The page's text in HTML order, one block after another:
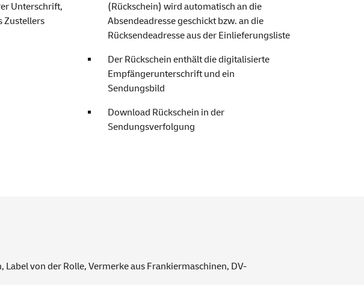
Unterschrift,
Zustellers
(Rückschein) wird automatisch an die
Absendeadresse geschickt bzw. an die
Rücksendeadresse aus der Einlieferungsliste
Der Rückschein enthält die digitalisierte
Empfängerunterschrift und ein
Sendungsbild
Download Rückschein in der
Sendungsverfolgung
, Label von der Rolle, Vermerke aus Frankiermaschinen, DV-